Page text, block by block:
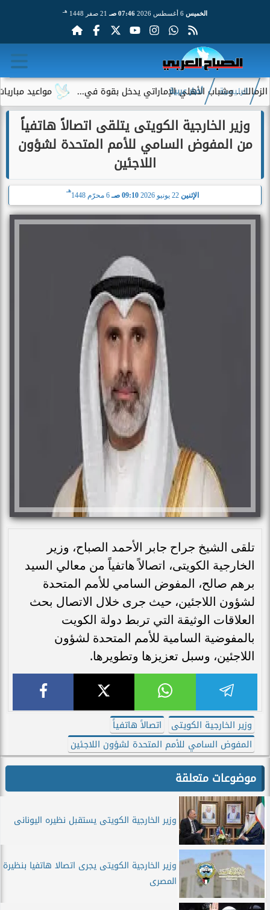
الخميس 07:46 صـ 21 صفر 1448 هـ
مواعيد مباريات وشباب الأهلي الإماراتي يدخل بقوة في...
الرئيسية أخبار عربية
وزير الخارجية الكويتى يتلقى اتصالاً هاتفياً
من المفوض السامي للأمم المتحدة لشؤون
اللاجئين
الإثنين 09:10 صـ 6 محرّم 1448
هـ
تلقى الشيخ جراح جابر الأحمد الصباح، وزير
الخارجية الكويتى، اتصالاً هاتفياً من معالي السيد
برهم صالح، المفوض السامي للأمم المتحدة
لشؤون اللاجئين، حيث جرى خلال الاتصال بحث
العلاقات الوثيقة التي تربط دولة الكويت
بالمفوضية السامية للأمم المتحدة لشؤون
اللاجئين، وسبل تعزيزها وتطويرها.
وزير الخارجية الكويتى
اتصالاً هاتفياً
المفوض السامي للأمم المتحدة لشؤون اللاجئين
موضوعات متعلقة
وزير الخارجية الكويتى يستقبل نظيره اليونانى
وزير الخارجية الكويتى يجرى اتصالا هاتفيا بنظيرة
المصرى